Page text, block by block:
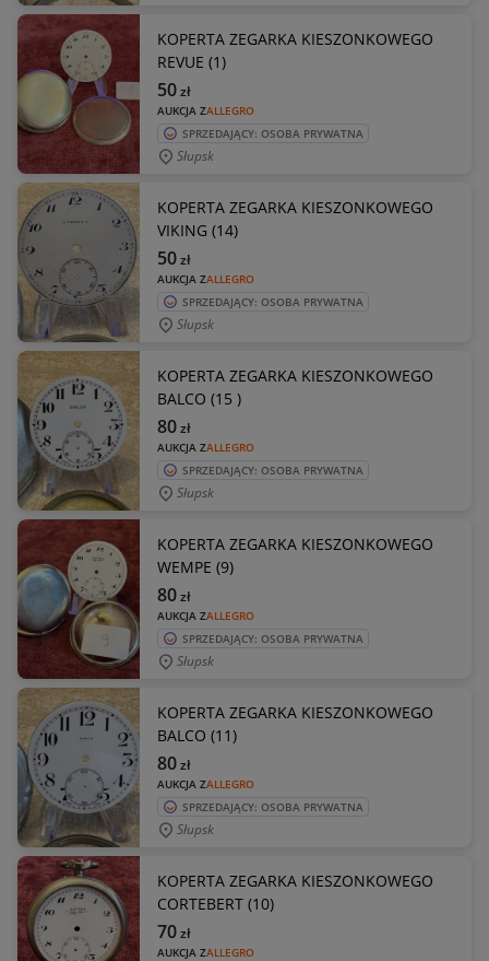
KOPERTA ZEGARKA KIESZONKOWEGO
REVUE (1)
AUKCJA ZALLEGRO
50zł
SPRZEDAJĄCY: OSOBA PRYWATNA
Słupsk
KOPERTA ZEGARKA KIESZONKOWEGO
VIKING (14)
AUKCJA ZALLEGRO
50zł
SPRZEDAJĄCY: OSOBA PRYWATNA
Słupsk
KOPERTA ZEGARKA KIESZONKOWEGO
BALCO (15 )
AUKCJA ZALLEGRO
80zł
SPRZEDAJĄCY: OSOBA PRYWATNA
Słupsk
KOPERTA ZEGARKA KIESZONKOWEGO
WEMPE (9)
AUKCJA ZALLEGRO
80zł
SPRZEDAJĄCY: OSOBA PRYWATNA
Słupsk
KOPERTA ZEGARKA KIESZONKOWEGO
BALCO (11)
AUKCJA ZALLEGRO
80zł
SPRZEDAJĄCY: OSOBA PRYWATNA
Słupsk
KOPERTA ZEGARKA KIESZONKOWEGO
CORTEBERT (10)
AUKCJA ZALLEGRO
70zł